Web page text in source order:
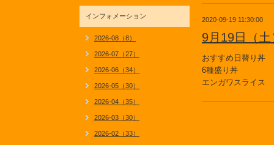
2020-09-19 11:30:00
9月19日（
おすすめ日替り丼
6種盛り丼
エンガワスライ
インフォメーション
2026-08（8）
2026-07（27）
2026-06（34）
2026-05（30）
2026-04（35）
2026-03（30）
2026-02（33）